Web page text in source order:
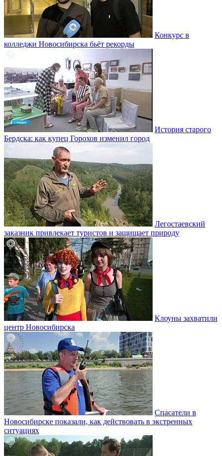
Конкурс в
колледжи Новосибирска бьёт рекорды
История старого
Бердска: как купец Горохов изменил город
Легостаевский
заказник привлекает туристов и защищает природу
Клоуны захватили
центр Новосибирска
Спасатели в
Новосибирске показали, как действовать в экстренных
ситуациях